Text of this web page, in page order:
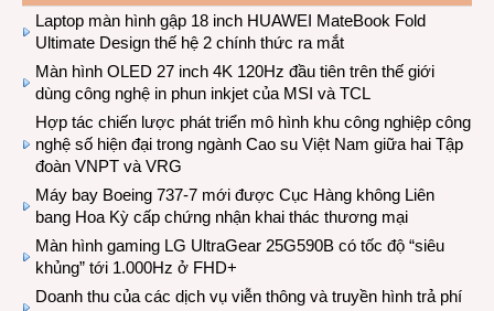
Laptop màn hình gập 18 inch HUAWEI MateBook Fold
Ultimate Design thế hệ 2 chính thức ra mắt
Màn hình OLED 27 inch 4K 120Hz đầu tiên trên thế giới
dùng công nghệ in phun inkjet của MSI và TCL
Hợp tác chiến lược phát triển mô hình khu công nghiệp công
nghệ số hiện đại trong ngành Cao su Việt Nam giữa hai Tập
đoàn VNPT và VRG
Máy bay Boeing 737-7 mới được Cục Hàng không Liên
bang Hoa Kỳ cấp chứng nhận khai thác thương mại
Màn hình gaming LG UltraGear 25G590B có tốc độ “siêu
khủng” tới 1.000Hz ở FHD+
Doanh thu của các dịch vụ viễn thông và truyền hình trả phí